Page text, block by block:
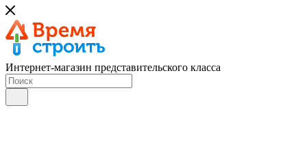
Интернет-магазин представительского класса